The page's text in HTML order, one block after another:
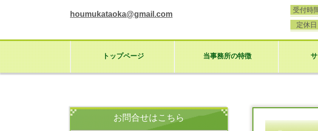
houmukataoka@gmail.com
受付時
定休日
トップページ 当事務所の特徴
お問合せはこちら